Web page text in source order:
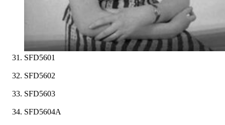
SFD5601
SFD5602
SFD5603
SFD5604A